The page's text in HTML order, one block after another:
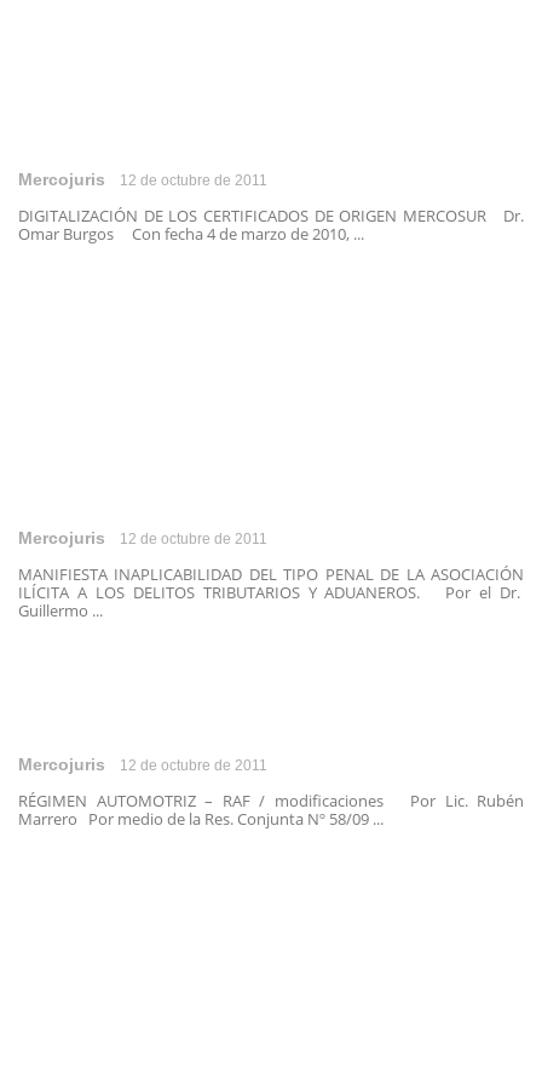
Mercojuris 12 de octubre de 2011
DIGITALIZACIÓN DE LOS CERTIFICADOS DE ORIGEN MERCOSUR Dr.
Omar Burgos Con fecha 4 de marzo de 2010, ...
Mercojuris 12 de octubre de 2011
MANIFIESTA INAPLICABILIDAD DEL TIPO PENAL DE LA ASOCIACIÓN
ILÍCITA A LOS DELITOS TRIBUTARIOS Y ADUANEROS. Por el Dr.
Guillermo ...
Mercojuris 12 de octubre de 2011
RÉGIMEN AUTOMOTRIZ – RAF / modificaciones Por Lic. Rubén
Marrero Por medio de la Res. Conjunta Nº 58/09 ...